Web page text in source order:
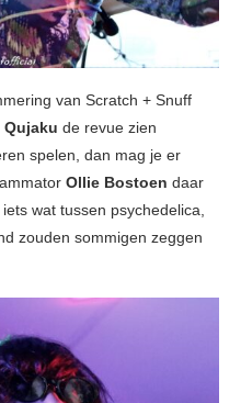
van Scratch + Snuff
Qujaku de revue zien
spelen, dan mag je er
Ollie Bostoen daar
wat tussen psychedelica,
zouden sommigen zeggen